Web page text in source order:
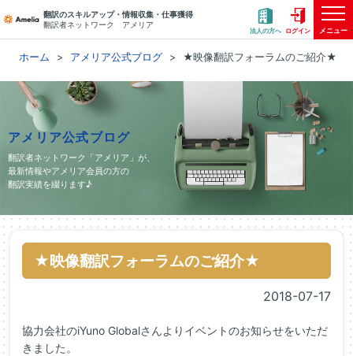
翻訳のスキルアップ・情報収集・仕事獲得
翻訳者ネットワーク アメリア
法人の方へ ログイン メニュー
ホーム アメリア公式ブログ ★映像翻訳フォーラムのご紹介★
アメリア公式ブログ
翻訳者ネットワーク「アメリア」が、
最新情報やアメリア会員の方の
翻訳実績を綴ります♪
★映像翻訳フォーラムのご紹介★
2018-07-17
協力会社のiYuno Globalさんよりイベントのお知らせをいただ
きました。